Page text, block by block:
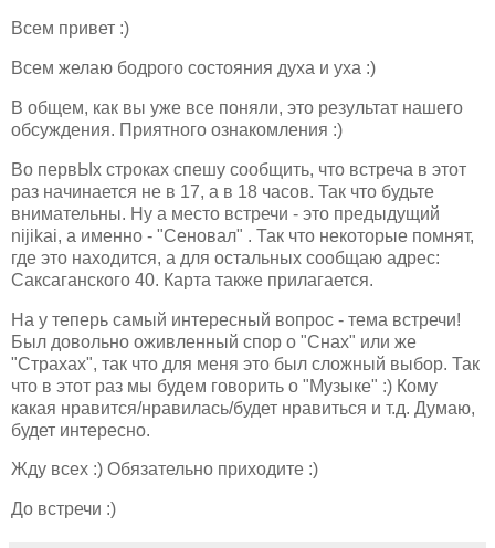
Всем привет :)
Всем желаю бодрого состояния духа и уха :)
В общем, как вы уже все поняли, это результат нашего
обсуждения. Приятного ознакомления :)
Во первЫх строках спешу сообщить, что встреча в этот
раз начинается не в 17, а в 18 часов. Так что будьте
внимательны. Ну а место встречи - это предыдущий
nijikai, а именно - "Сеновал" . Так что некоторые помнят,
где это находится, а для остальных сообщаю адрес:
Саксаганского 40. Карта также прилагается.
На у теперь самый интересный вопрос - тема встречи!
Был довольно оживленный спор о "Снах" или же
"Страхах", так что для меня это был сложный выбор. Так
что в этот раз мы будем говорить о "Музыке" :) Кому
какая нравится/нравилась/будет нравиться и т.д. Думаю,
будет интересно.
Жду всех :) Обязательно приходите :)
До встречи :)